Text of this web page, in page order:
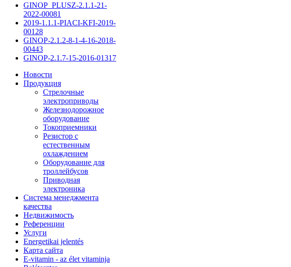
GINOP_PLUSZ-2.1.1-21-
2022-00081
2019-1.1.1-PIACI-KFI-2019-
00128
GINOP-2.1.2-8-1-4-16-2018-
00443
GINOP-2.1.7-15-2016-01317
Новости
Продукция
Стрелочные
электроприводы
Железнодорожное
оборудование
Токоприемники
Резистор с
естественным
охлаждением
Оборудование для
троллейбусов
Приводная
электроника
Система менеджмента
качества
Недвижимость
Референции
Услуги
Energetikai jelentés
Карта сайта
E-vitamin - az élet vitaminja